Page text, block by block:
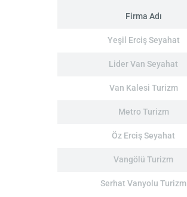
Firma Adı
Yeşil Erciş Seyahat
Lider Van Seyahat
Van Kalesi Turizm
Metro Turizm
Öz Erciş Seyahat
Vangölü Turizm
Serhat Vanyolu Turizm